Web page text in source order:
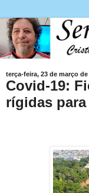
terça-feira, 23 de março de
Covid-19:
rígidas